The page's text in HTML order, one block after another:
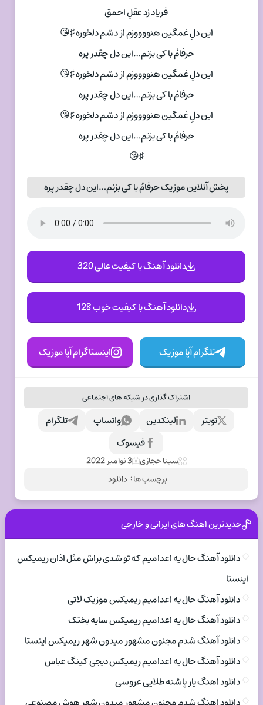
فریاد زد عقلِ احمق
این دلِ غمگین هنووووزم از دسّم دلخوره ♯😘
حرفامُ با کی بزنم…این دل چقدر پره
این دلِ غمگین هنووووزم از دسّم دلخوره ♯😘
حرفامُ با کی بزنم…این دل چقدر پره
این دلِ غمگین هنووووزم از دسّم دلخوره ♯😘
حرفامُ با کی بزنم…این دل چقدر پره
♯😘
پخش آنلاین موزیک حرفامُ با کی بزنم…این دل چقدر پره
دانلود آهنگ با کیفیت عالی 320
دانلود آهنگ با کیفیت خوب 128
تلگرام آپا موزیک اینستاگرام آپا موزیک
اشتراک گذاری در شبکه های اجتماعی
تلگرام واتساپ لینکدین
تویتر
فیسوک
سینا حجازی 3 نوامبر 2022
برچسب ها : دانلود
جدیدترین اهنگ های ایرانی و خارجی
دانلود آهنگ حال یه اعدامیم که تو شدی براش مثل اذان ریمیکس
اینستا
دانلود آهنگ حال یه اعدامیم ریمیکس موزیک لاتی
دانلود آهنگ حال یه اعدامیم ریمیکس سایه بختک
دانلود آهنگ شدم مجنون مشهور میدون شهر ریمیکس اینستا
دانلود آهنگ حال یه اعدامیم ریمیکس دیجی کینگ عباس
دانلود اهنگ یار پاشنه طلایی عروسی